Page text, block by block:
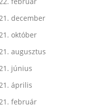
december
október
augusztus
június
április
február